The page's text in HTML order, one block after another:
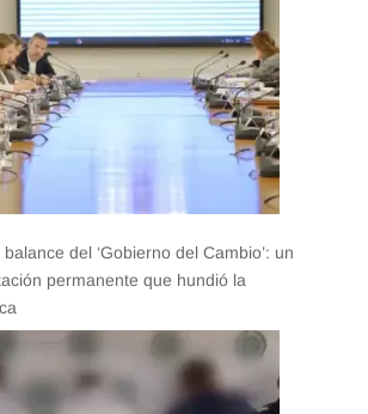
del ‘Gobierno del Cambio’: un
permanente que hundió la